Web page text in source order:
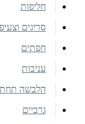
חליפות
סריגים
חפתים
עניבות
הלבשה
גרביים